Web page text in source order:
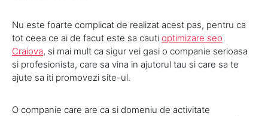
Nu este foarte complicat de realizat acest pas, pentru ca
tot ceea ce ai de facut este sa cauti optimizare seo
Craiova, si mai mult ca sigur vei gasi o companie serioasa
si profesionista, care sa vina in ajutorul tau si care sa te
ajute sa iti promovezi site-ul.
O companie care are ca si domeniu de activitate